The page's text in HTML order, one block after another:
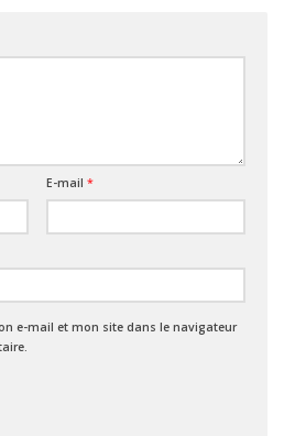
E-mail *
e-mail et mon site dans le navigateur